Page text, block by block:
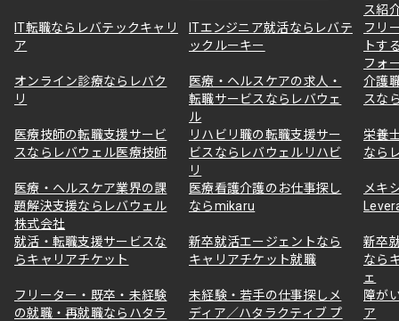
ス紹
IT転職ならレバテックキャリ
ア
ITエンジニア就活ならレバテ
ックルーキー
フリ
トす
フォ
オンライン診療ならレバク
リ
医療・ヘルスケアの求人・
転職サービスならレバウェ
ル
介護
スな
医療技師の転職支援サービ
スならレバウェル医療技師
リハビリ職の転職支援サー
ビスならレバウェルリハビ
リ
栄養
なら
医療・ヘルスケア業界の課
題解決支援ならレバウェル
株式会社
医療看護介護のお仕事探し
ならmikaru
メキ
就活・転職支援サービスな
らキャリアチケット
新卒就活エージェントなら
キャリアチケット就職
新卒
なら
ェ
フリーター・既卒・未経験
の就職・再就職ならハタラ
未経験・若手の仕事探しメ
ディア／ハタラクティブ プ
障が
ア